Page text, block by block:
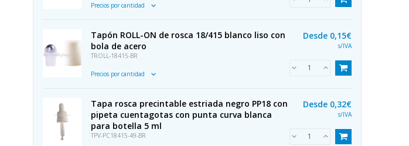
Precios por cantidad
Tapón ROLL-ON de rosca 18/415 blanco liso con
bola de acero
TROLL-18415-BR
Precios por cantidad
Desde 0,15€
s/IVA
Tapa rosca precintable estriada negro PP18 con
pipeta cuentagotas con punta curva blanca
para botella 5 ml
TPV-PC18415-49-BR
Desde 0,32€
s/IVA